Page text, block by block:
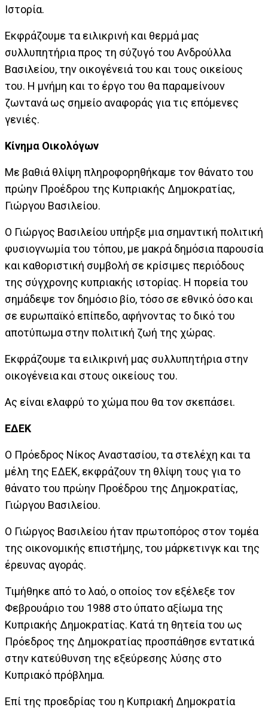
Ιστορία.
Εκφράζουμε τα ειλικρινή και θερμά μας
συλλυπητήρια προς τη σύζυγό του Ανδρούλλα
Βασιλείου, την οικογένειά του και τους οικείους
του. Η μνήμη και το έργο του θα παραμείνουν
ζωντανά ως σημείο αναφοράς για τις επόμενες
γενιές.
Κίνημα Οικολόγων
Με βαθιά θλίψη πληροφορηθήκαμε τον θάνατο του
πρώην Προέδρου της Κυπριακής Δημοκρατίας,
Γιώργου Βασιλείου.
Ο Γιώργος Βασιλείου υπήρξε μια σημαντική πολιτική
φυσιογνωμία του τόπου, με μακρά δημόσια παρουσία
και καθοριστική συμβολή σε κρίσιμες περιόδους
της σύγχρονης κυπριακής ιστορίας. Η πορεία του
σημάδεψε τον δημόσιο βίο, τόσο σε εθνικό όσο και
σε ευρωπαϊκό επίπεδο, αφήνοντας το δικό του
αποτύπωμα στην πολιτική ζωή της χώρας.
Εκφράζουμε τα ειλικρινή μας συλλυπητήρια στην
οικογένεια και στους οικείους του.
Ας είναι ελαφρύ το χώμα που θα τον σκεπάσει.
EΔΕΚ
Ο Πρόεδρος Νίκος Αναστασίου, τα στελέχη και τα
μέλη της ΕΔΕΚ, εκφράζουν τη θλίψη τους για το
θάνατο του πρώην Προέδρου της Δημοκρατίας,
Γιώργου Βασιλείου.
Ο Γιώργος Βασιλείου ήταν πρωτοπόρος στον τομέα
της οικονομικής επιστήμης, του μάρκετινγκ και της
έρευνας αγοράς.
Τιμήθηκε από το λαό, ο οποίος τον εξέλεξε τον
Φεβρουάριο του 1988 στο ύπατο αξίωμα της
Κυπριακής Δημοκρατίας. Κατά τη θητεία του ως
Πρόεδρος της Δημοκρατίας προσπάθησε εντατικά
στην κατεύθυνση της εξεύρεσης λύσης στο
Κυπριακό πρόβλημα.
Επί της προεδρίας του η Κυπριακή Δημοκρατία